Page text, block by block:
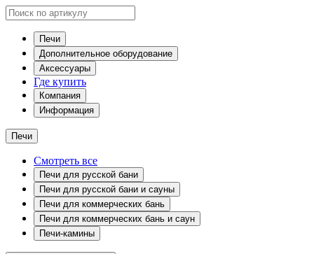
Печи
Дополнительное оборудование
Аксессуары
Где купить
Компания
Информация
Печи
Смотреть все
Печи для русской бани
Печи для русской бани и сауны
Печи для коммерческих бань
Печи для коммерческих бань и саун
Печи-камины